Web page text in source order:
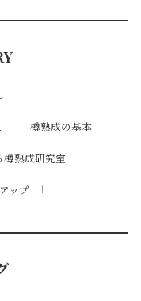
樽熟成の基本
熟成研究室
ップ